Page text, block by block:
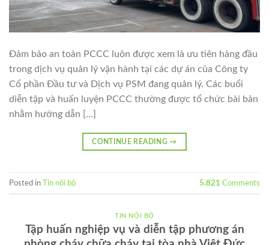
Đảm bảo an toàn PCCC luôn được xem là ưu tiên hàng đầu
trong dịch vụ quản lý vận hành tại các dự án của Công ty
Cổ phần Đầu tư và Dịch vụ PSM đang quản lý. Các buổi
diễn tập và huấn luyện PCCC thường được tổ chức bài bản
nhằm hướng dẫn […]
CONTINUE READING→
Posted in Tin nội bộ 5.821 Comments
TIN NỘI BỘ
Tập huấn nghiệp vụ và diễn tập phương án